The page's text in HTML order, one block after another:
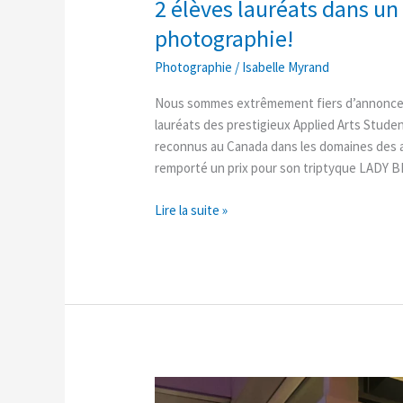
2 élèves lauréats dans
photographie!
Photographie / Isabelle Myrand
Nous sommes extrêmement fiers
lauréats des prestigieux Applied Arts
reconnus au Canada dans les domaines
remporté un prix pour son triptyque LADY
Lire la suite »
Exposition